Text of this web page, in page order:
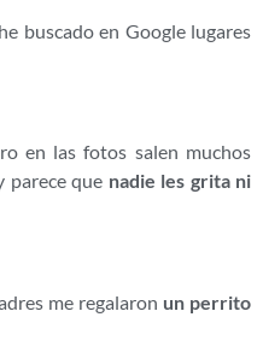
buscado en Google lugares
en las fotos salen muchos
parece que nadie les grita ni
me regalaron un perrito